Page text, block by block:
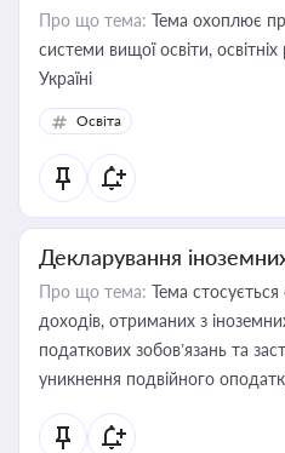
Про що тема: Тема охоплює
системи вищої освіти, освітніх
Україні
Освіта
Декларування
Про що тема: Тема стосується
доходів, отриманих з
податкових зобов’язань та
уникнення подвійного